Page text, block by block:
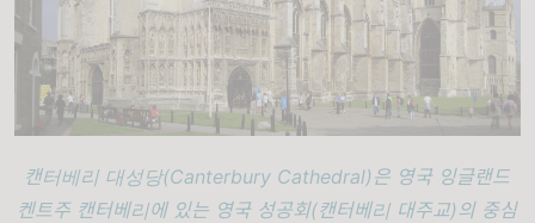
캔터베리 대성당(Canterbury Cathedral)은 영국 잉글랜드
켄트주 캔터베리에 있는 영국 성공회(캔터베리 대주교)의 중심